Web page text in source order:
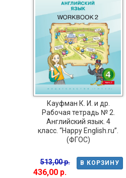
Кауфман К. И. и др.
Рабочая тетрадь № 2.
Английский язык. 4
класс. “Happy English.ru”.
(ФГОС)
В КОРЗИНУ
513,00 р.
436,00 р.